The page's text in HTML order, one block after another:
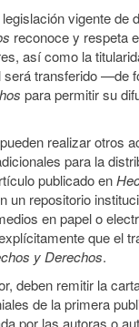
vigente de
reconoce y respeta
así como la
será transferido —de
para permitir su
realizar otros
para la
publicado en
un repositorio
en papel o
que el
y Derechos.
deben remitir la
de la primera
por las autoras o